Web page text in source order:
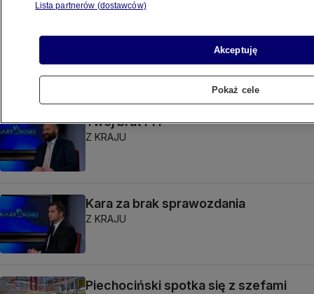
Brat VAT
Twój brat PIT
Z KRAJU
Kara za brak sprawozdania
Z KRAJU
Piechociński spotka się z szefami
Lista partnerów (dostawców)
Akceptuję
Pokaż cele